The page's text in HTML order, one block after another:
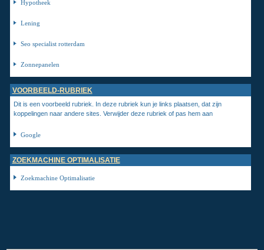
Hypotheek
Lening
Seo specialist rotterdam
Zonnepanelen
VOORBEELD-RUBRIEK
Dit is een voorbeeld rubriek. In deze rubriek kun je links plaatsen, dat zijn
koppelingen naar andere sites. Verwijder deze rubriek of pas hem aan
Google
ZOEKMACHINE OPTIMALISATIE
Zoekmachine Optimalisatie